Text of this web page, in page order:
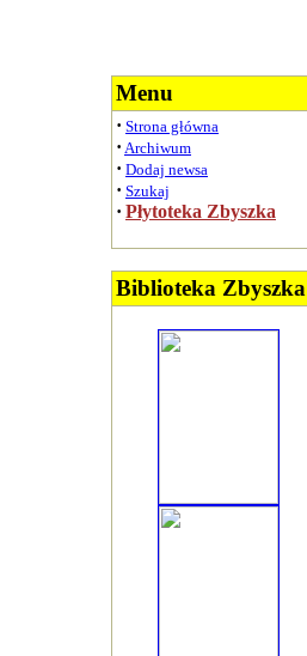
Menu
· Strona główna
· Archiwum
· Dodaj newsa
· Szukaj
· Płytoteka Zbyszka
Biblioteka Zbyszka